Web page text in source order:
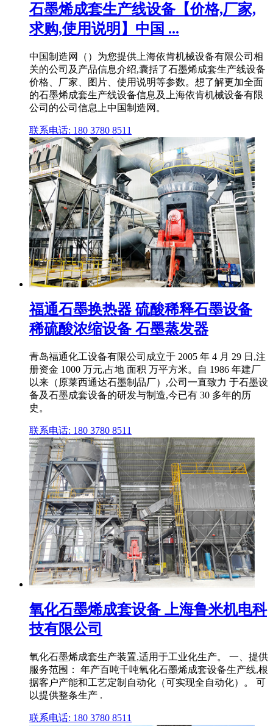
石墨烯成套生产线设备【价格,厂家,
求购,使用说明】中国 ...
中国制造网（）为您提供上海依肯机械设备有限公司相
关的公司及产品信息介绍,囊括了石墨烯成套生产线设备
价格、厂家、图片、使用说明等参数。想了解更加全面
的石墨烯成套生产线设备信息及上海依肯机械设备有限
公司的公司信息上中国制造网。
联系电话: 180 3780 8511
福通石墨换热器 硫酸稀释石墨设备
稀硫酸浓缩设备 石墨蒸发器
青岛福通化工设备有限公司成立于 2005 年 4 月 29 日,注
册资金 1000 万元,占地 面积 万平方米。自 1986 年建厂
以来（原莱西通达石墨制品厂）,公司一直致力 于石墨设
备及石墨成套设备的研发与制造,今已有 30 多年的历
史。
联系电话: 180 3780 8511
氧化石墨烯成套设备 上海鲁米机电科
技有限公司
氧化石墨烯成套生产装置,适用于工业化生产。 一、提供
服务范围： 年产百吨千吨氧化石墨烯成套设备生产线,根
据客户产能和工艺定制自动化（可实现全自动化）。 可
以提供整条生产 .
联系电话: 180 3780 8511